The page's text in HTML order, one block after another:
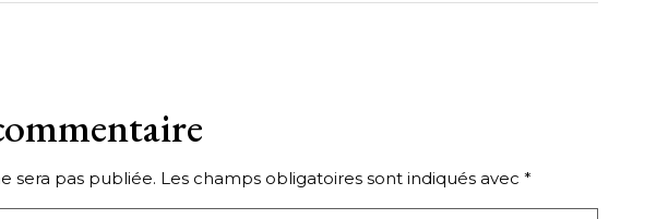
sera pas publiée. Les champs obligatoires sont indiqués avec *